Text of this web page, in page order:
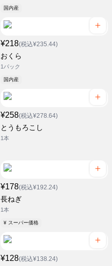
国内産
¥218(税込¥235.44)
おくら
1パック
国内産
¥258(税込¥278.64)
とうもろこし
1本
¥178(税込¥192.24)
長ねぎ
1本
¥ スーパー価格
¥128(税込¥138.24)